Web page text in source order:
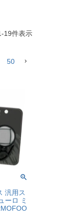
-19件表示
50
汎用ス
ーロ ミ